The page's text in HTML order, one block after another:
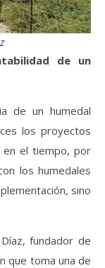
de un
de un humedal
los proyectos
en el tiempo, por
los humedales
sino
fundador de
que toma una de